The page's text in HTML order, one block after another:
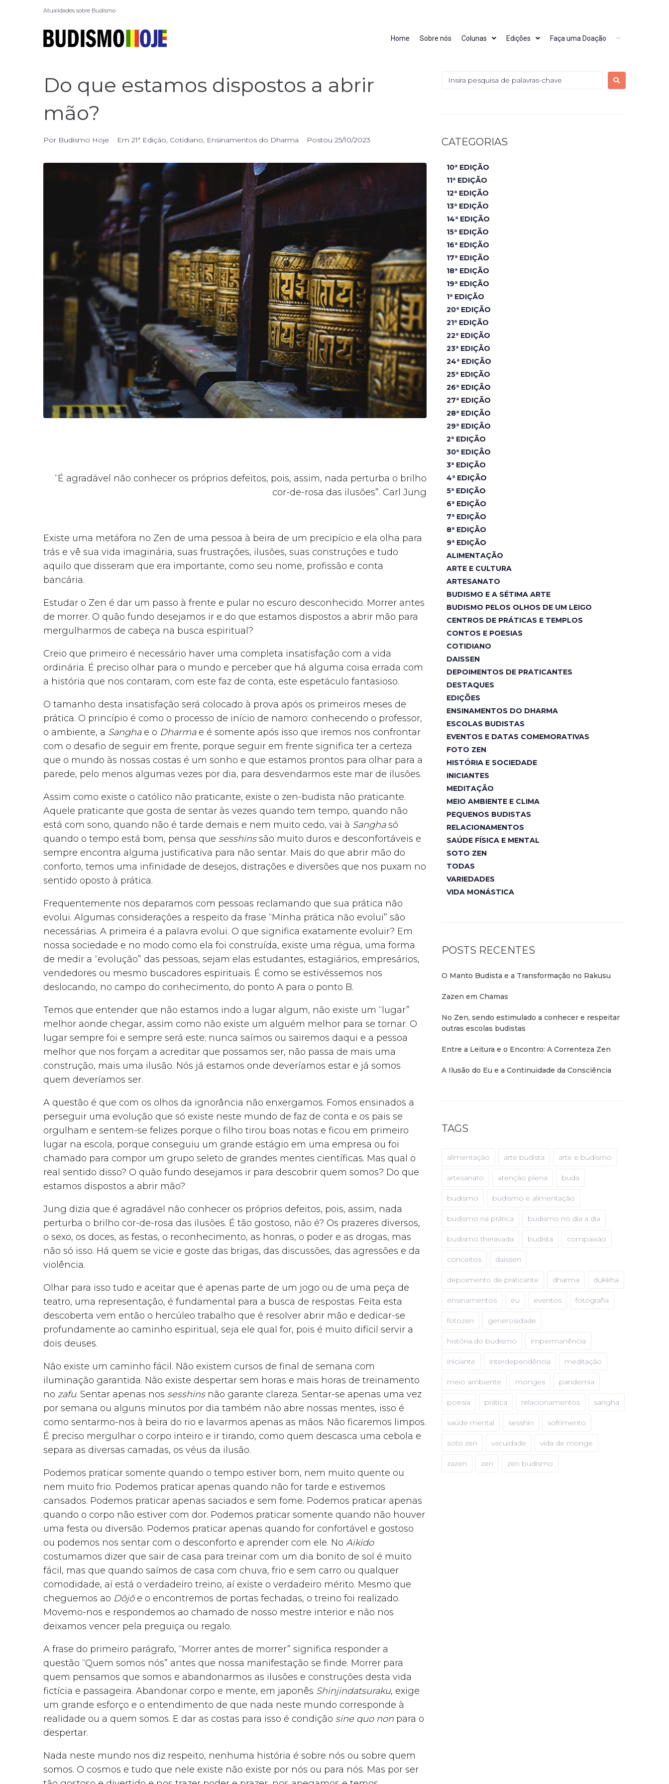
Atualidades sobre Budismo
Home Sobre nós Colunas Edições Faça uma Doação ···
Do que estamos dispostos a abrir
mão?
Por Budismo Hoje Em 21ª Edição, Cotidiano, Ensinamentos do Dharma Postou 25/10/2023
“É agradável não conhecer os próprios defeitos, pois, assim, nada perturba o brilho
cor-de-rosa das ilusões”. Carl Jung
Existe uma metáfora no Zen de uma pessoa à beira de um precipício e ela olha para
trás e vê sua vida imaginária, suas frustrações, ilusões, suas construções e tudo
aquilo que disseram que era importante, como seu nome, profissão e conta
bancária.
Estudar o Zen é dar um passo à frente e pular no escuro desconhecido. Morrer antes
de morrer. O quão fundo desejamos ir e do que estamos dispostos a abrir mão para
mergulharmos de cabeça na busca espiritual?
Creio que primeiro é necessário haver uma completa insatisfação com a vida
ordinária. É preciso olhar para o mundo e perceber que há alguma coisa errada com
a história que nos contaram, com este faz de conta, este espetáculo fantasioso.
O tamanho desta insatisfação será colocado à prova após os primeiros meses de
prática. O princípio é como o processo de início de namoro: conhecendo o professor,
o ambiente, a Sanghae o Dharmae é somente após isso que iremos nos confrontar
com o desafio de seguir em frente, porque seguir em frente significa ter a certeza
que o mundo às nossas costas é um sonho e que estamos prontos para olhar para a
parede, pelo menos algumas vezes por dia, para desvendarmos este mar de ilusões.
Assim como existe o católico não praticante, existe o zen-budista não praticante.
Aquele praticante que gosta de sentar às vezes quando tem tempo, quando não
está com sono, quando não é tarde demais e nem muito cedo, vai à Sanghasó
quando o tempo está bom, pensa que sesshinssão muito duros e desconfortáveis e
sempre encontra alguma justificativa para não sentar. Mais do que abrir mão do
conforto, temos uma infinidade de desejos, distrações e diversões que nos puxam no
sentido oposto à prática.
Frequentemente nos deparamos com pessoas reclamando que sua prática não
evolui. Algumas considerações a respeito da frase “Minha prática não evolui” são
necessárias. A primeira é a palavra evolui. O que significa exatamente evoluir? Em
nossa sociedade e no modo como ela foi construída, existe uma régua, uma forma
de medir a “evolução” das pessoas, sejam elas estudantes, estagiários, empresários,
vendedores ou mesmo buscadores espirituais. É como se estivéssemos nos
deslocando, no campo do conhecimento, do ponto A para o ponto B.
Temos que entender que não estamos indo a lugar algum, não existe um “lugar”
melhor aonde chegar, assim como não existe um alguém melhor para se tornar. O
lugar sempre foi e sempre será este; nunca saímos ou sairemos daqui e a pessoa
melhor que nos forçam a acreditar que possamos ser, não passa de mais uma
construção, mais uma ilusão. Nós já estamos onde deveríamos estar e já somos
quem deveríamos ser.
A questão é que com os olhos da ignorância não enxergamos. Fomos ensinados a
perseguir uma evolução que só existe neste mundo de faz de conta e os pais se
orgulham e sentem-se felizes porque o filho tirou boas notas e ficou em primeiro
lugar na escola, porque conseguiu um grande estágio em uma empresa ou foi
chamado para compor um grupo seleto de grandes mentes científicas. Mas qual o
real sentido disso? O quão fundo desejamos ir para descobrir quem somos? Do que
estamos dispostos a abrir mão?
Jung dizia que é agradável não conhecer os próprios defeitos, pois, assim, nada
perturba o brilho cor-de-rosa das ilusões. É tão gostoso, não é? Os prazeres diversos,
o sexo, os doces, as festas, o reconhecimento, as honras, o poder e as drogas, mas
não só isso. Há quem se vicie e goste das brigas, das discussões, das agressões e da
violência.
Olhar para isso tudo e aceitar que é apenas parte de um jogo ou de uma peça de
teatro, uma representação, é fundamental para a busca de respostas. Feita esta
descoberta vem então o hercúleo trabalho que é resolver abrir mão e dedicar-se
profundamente ao caminho espiritual, seja ele qual for, pois é muito difícil servir a
dois deuses.
Não existe um caminho fácil. Não existem cursos de final de semana com
iluminação garantida. Não existe despertar sem horas e mais horas de treinamento
no zafu. Sentar apenas nos sesshinsnão garante clareza. Sentar-se apenas uma vez
por semana ou alguns minutos por dia também não abre nossas mentes, isso é
como sentarmo-nos à beira do rio e lavarmos apenas as mãos. Não ficaremos limpos.
É preciso mergulhar o corpo inteiro e ir tirando, como quem descasca uma cebola e
separa as diversas camadas, os véus da ilusão.
Podemos praticar somente quando o tempo estiver bom, nem muito quente ou
nem muito frio. Podemos praticar apenas quando não for tarde e estivemos
cansados. Podemos praticar apenas saciados e sem fome. Podemos praticar apenas
quando o corpo não estiver com dor. Podemos praticar somente quando não houver
uma festa ou diversão. Podemos praticar apenas quando for confortável e gostoso
ou podemos nos sentar com o desconforto e aprender com ele. No Aikido
costumamos dizer que sair de casa para treinar com um dia bonito de sol é muito
fácil, mas que quando saímos de casa com chuva, frio e sem carro ou qualquer
comodidade, aí está o verdadeiro treino, aí existe o verdadeiro mérito. Mesmo que
cheguemos ao Dôjôe o encontremos de portas fechadas, o treino foi realizado.
Movemo-nos e respondemos ao chamado de nosso mestre interior e não nos
deixamos vencer pela preguiça ou regalo.
A frase do primeiro parágrafo, “Morrer antes de morrer” significa responder a
questão “Quem somos nós” antes que nossa manifestação se finde. Morrer para
quem pensamos que somos e abandonarmos as ilusões e construções desta vida
fictícia e passageira. Abandonar corpo e mente, em japonês Shinjindatsuraku, exige
um grande esforço e o entendimento de que nada neste mundo corresponde à
realidade ou a quem somos. E dar as costas para isso é condição sine quo non para o
despertar.
Nada neste mundo nos diz respeito, nenhuma história é sobre nós ou sobre quem
somos. O cosmos e tudo que nele existe não existe por nós ou para nós. Mas por ser
CATEGORIAS
10ª EDIÇÃO
11ª EDIÇÃO
12ª EDIÇÃO
13ª EDIÇÃO
14ª EDIÇÃO
15ª EDIÇÃO
16ª EDIÇÃO
17ª EDIÇÃO
18ª EDIÇÃO
19ª EDIÇÃO
1ª EDIÇÃO
20ª EDIÇÃO
21ª EDIÇÃO
22ª EDIÇÃO
23ª EDIÇÃO
24ª EDIÇÃO
25ª EDIÇÃO
26ª EDIÇÃO
27ª EDIÇÃO
28ª EDIÇÃO
29ª EDIÇÃO
2ª EDIÇÃO
30ª EDIÇÃO
3ª EDIÇÃO
4ª EDIÇÃO
5ª EDIÇÃO
6ª EDIÇÃO
7ª EDIÇÃO
8ª EDIÇÃO
9ª EDIÇÃO
ALIMENTAÇÃO
ARTE E CULTURA
ARTESANATO
BUDISMO E A SÉTIMA ARTE
BUDISMO PELOS OLHOS DE UM LEIGO
CENTROS DE PRÁTICAS E TEMPLOS
CONTOS E POESIAS
COTIDIANO
DAISSEN
DEPOIMENTOS DE PRATICANTES
DESTAQUES
EDIÇÕES
ENSINAMENTOS DO DHARMA
ESCOLAS BUDISTAS
EVENTOS E DATAS COMEMORATIVAS
FOTO ZEN
HISTÓRIA E SOCIEDADE
INICIANTES
MEDITAÇÃO
MEIO AMBIENTE E CLIMA
PEQUENOS BUDISTAS
RELACIONAMENTOS
SAÚDE FÍSICA E MENTAL
SOTO ZEN
TODAS
VARIEDADES
VIDA MONÁSTICA
POSTS RECENTES
O Manto Budista e a Transformação no Rakusu
Zazen em Chamas
No Zen, sendo estimulado a conhecer e respeitar
outras escolas budistas
Entre a Leitura e o Encontro: A Correnteza Zen
A Ilusão do Eu e a Continuidade da Consciência
TAGS
alimentação arte budista arte e budismo
artesanato atenção plena buda
budismo budismo e alimentação
budismo na prática budismo no dia a dia
budismo theravada budista compaixão
conceitos daissen
depoimento de praticante dharma dukkha
ensinamentos eu eventos fotografia
fotozen generosidade
história do budismo impermanência
iniciante interdependência meditação
meio ambiente monges pandemia
poesia prática relacionamentos sangha
saúde mental sesshin sofrimento
soto zen vacuidade vida de monge
zazen zen zen budismo